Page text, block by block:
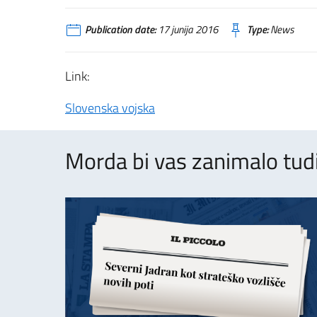
Publication date:17 junija 2016 Type:News
Link:
Slovenska vojska
Morda bi vas zanimalo